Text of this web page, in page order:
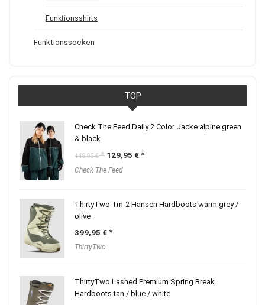
Funktionsshirts
Funktionssocken
TOP
Check The Feed Daily 2 Color Jacke alpine green
& black
149,95€
Ursprünglicher
war:
129,95 € Aktueller
Check The Feed
ThirtyTwo Tm-2 Hansen Hardboots warm grey /
olive
399,95 €
ThirtyTwo
ThirtyTwo Lashed Premium Spring Break
Hardboots tan / blue / white